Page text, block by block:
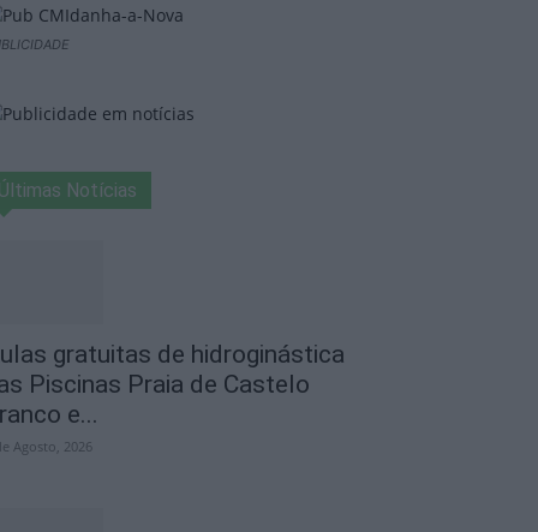
Últimas Notícias
gratuitas de hidroginástica
Piscinas Praia de Castelo
e...
Agosto, 2026